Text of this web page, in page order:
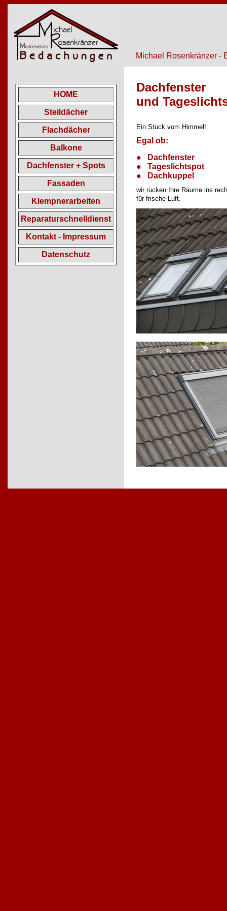
Michael Rosenkränzer -
HOME
Steildächer
Flachdächer
Balkone
Dachfenster + Spots
Fassaden
Klempnerarbeiten
Reparaturschnelldienst
Kontakt - Impressum
Datenschutz
Dachfenster
und
Ein Stück vom Himmel!
Egal ob:
●
Dachfenster
● Tageslichtspot
●
Dachkuppel
wir rücken Ihre Räume ins
für frische Luft.